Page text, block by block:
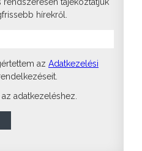
hírekről.
az Adatkezelési
adatkezeléshez.